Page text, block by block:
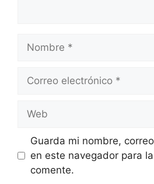
Nombre
Correo
Web
Guarda mi nombre,
en este navegador para
comente.